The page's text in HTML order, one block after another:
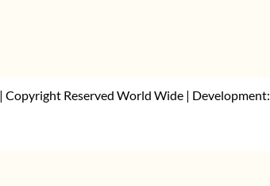
Copyright Reserved World Wide | Development: